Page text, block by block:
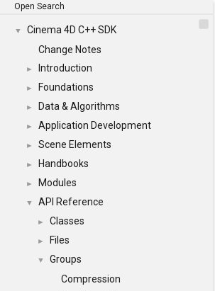
Open Search
▼
Cinema 4D C++ SDK
Change Notes
► Introduction
► Foundations
► Data & Algorithms
► Application Development
► Scene Elements
► Handbooks
► Modules
▼ API Reference
► Classes
► Files
▼
Groups
Compression